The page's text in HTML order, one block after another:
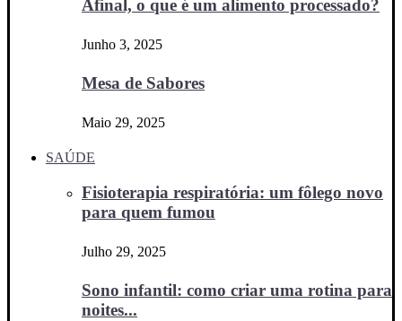
Afinal, o que é um alimento processado?
Junho 3, 2025
Mesa de Sabores
Maio 29, 2025
SAÚDE
Fisioterapia respiratória: um fôlego novo
para quem fumou
Julho 29, 2025
Sono infantil: como criar uma rotina para
noites...